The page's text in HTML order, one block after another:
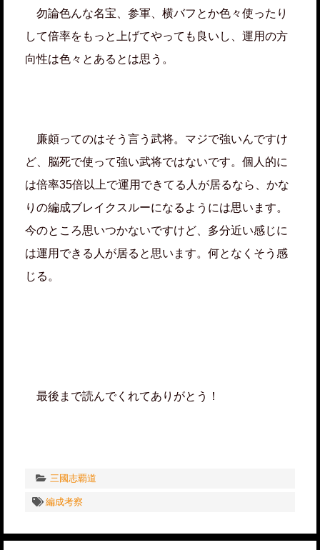
勿論色んな名宝、参軍、横バフとか色々使ったり
して倍率をもっと上げてやっても良いし、運用の方
向性は色々とあるとは思う。
廉頗ってのはそう言う武将。マジで強いんですけ
ど、脳死で使って強い武将ではないです。個人的に
は倍率35倍以上で運用できてる人が居るなら、かな
りの編成ブレイクスルーになるようには思います。
今のところ思いつかないですけど、多分近い感じに
は運用できる人が居ると思います。何となくそう感
じる。
最後まで読んでくれてありがとう！
三國志覇道
編成考察